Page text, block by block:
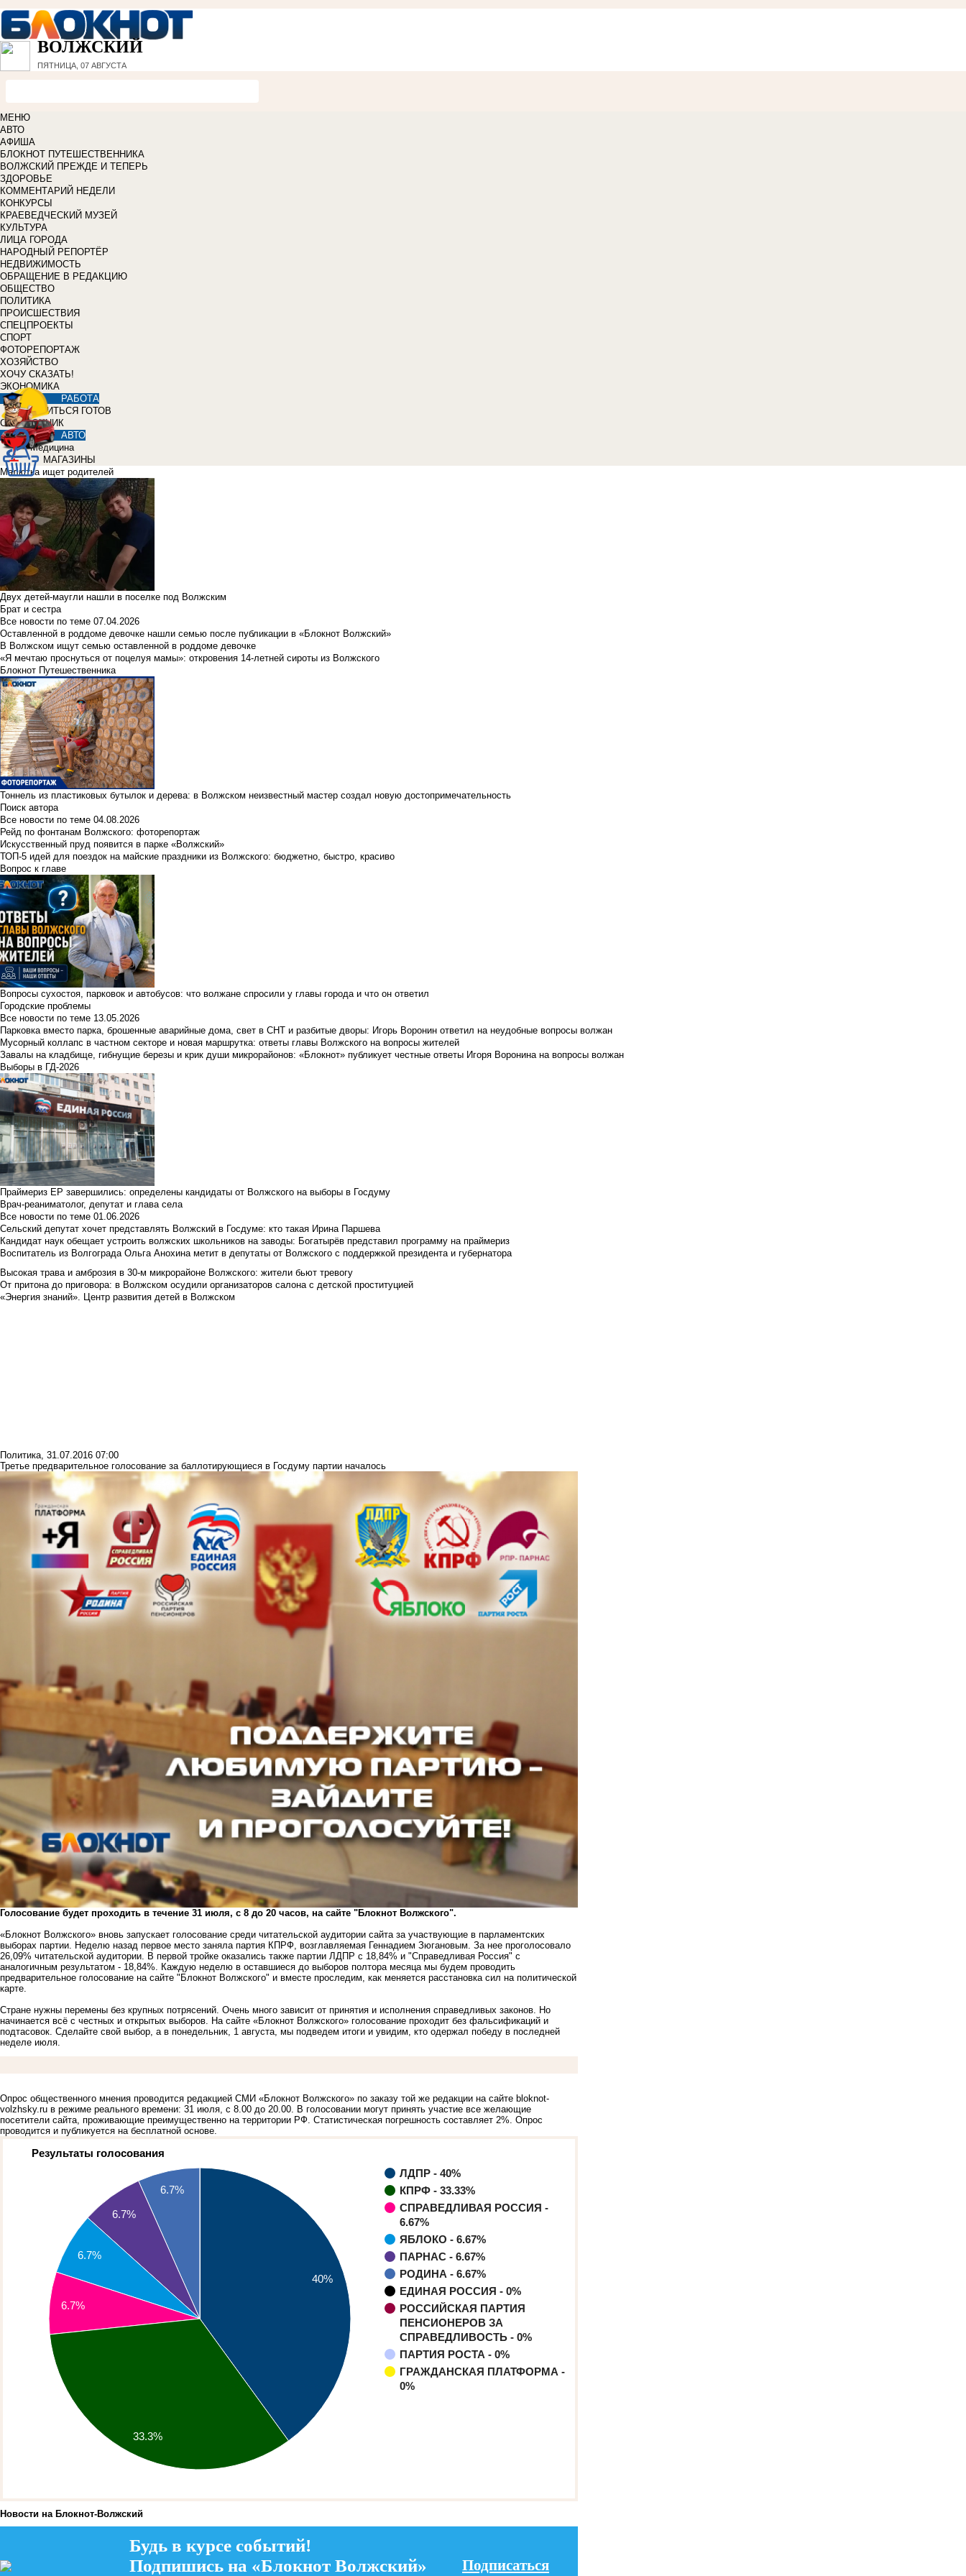
ВОЛЖСКИЙ
ПЯТНИЦА, 07 АВГУСТА
МЕНЮ
АВТО
АФИША
БЛОКНОТ ПУТЕШЕСТВЕННИКА
ВОЛЖСКИЙ ПРЕЖДЕ И ТЕПЕРЬ
ЗДОРОВЬЕ
КОММЕНТАРИЙ НЕДЕЛИ
КОНКУРСЫ
КРАЕВЕДЧЕСКИЙ МУЗЕЙ
КУЛЬТУРА
ЛИЦА ГОРОДА
НАРОДНЫЙ РЕПОРТЁР
НЕДВИЖИМОСТЬ
ОБРАЩЕНИЕ В РЕДАКЦИЮ
ОБЩЕСТВО
ПОЛИТИКА
ПРОИСШЕСТВИЯ
СПЕЦПРОЕКТЫ
СПОРТ
ФОТОРЕПОРТАЖ
ХОЗЯЙСТВО
ХОЧУ СКАЗАТЬ!
ЭКОНОМИКА
РАБОТА
УЧИТЬСЯ ГОТОВ
СПРАВОЧНИК
АВТО
Медицина
МАГАЗИНЫ
Малютка ищет родителей
Двух детей-маугли нашли в поселке под Волжским
Брат и сестра
Все новости по теме 07.04.2026
Оставленной в роддоме девочке нашли семью после публикации в «Блокнот Волжский»
В Волжском ищут семью оставленной в роддоме девочке
«Я мечтаю проснуться от поцелуя мамы»: откровения 14-летней сироты из Волжского
Блокнот Путешественника
Тоннель из пластиковых бутылок и дерева: в Волжском неизвестный мастер создал новую достопримечательность
Поиск автора
Все новости по теме 04.08.2026
Рейд по фонтанам Волжского: фоторепортаж
Искусственный пруд появится в парке «Волжский»
ТОП-5 идей для поездок на майские праздники из Волжского: бюджетно, быстро, красиво
Вопрос к главе
Вопросы сухостоя, парковок и автобусов: что волжане спросили у главы города и что он ответил
Городские проблемы
Все новости по теме 13.05.2026
Парковка вместо парка, брошенные аварийные дома, свет в СНТ и разбитые дворы: Игорь Воронин ответил на неудобные вопросы волжан
Мусорный коллапс в частном секторе и новая маршрутка: ответы главы Волжского на вопросы жителей
Завалы на кладбище, гибнущие березы и крик души микрорайонов: «Блокнот» публикует честные ответы Игоря Воронина на вопросы волжан
Выборы в ГД-2026
Праймериз ЕР завершились: определены кандидаты от Волжского на выборы в Госдуму
Врач-реаниматолог, депутат и глава села
Все новости по теме 01.06.2026
Сельский депутат хочет представлять Волжский в Госдуме: кто такая Ирина Паршева
Кандидат наук обещает устроить волжских школьников на заводы: Богатырёв представил программу на праймериз
Воспитатель из Волгограда Ольга Анохина метит в депутаты от Волжского с поддержкой президента и губернатора
Высокая трава и амброзия в 30‑м микрорайоне Волжского: жители бьют тревогу
От притона до приговора: в Волжском осудили организаторов салона с детской проституцией
«Энергия знаний». Центр развития детей в Волжском
Политика, 31.07.2016 07:00
Третье предварительное голосование за баллотирующиеся в Госдуму партии началось
Голосование будет проходить в течение 31 июля, с 8 до 20 часов, на сайте "Блокнот Волжского".
«Блокнот Волжского» вновь запускает голосование среди читательской аудитории сайта за участвующие в парламентских
выборах партии. Неделю назад первое место заняла партия КПРФ , возглавляемая Геннадием Зюгановым. За нее проголосовало
26,09% читательской аудитории. В первой тройке оказались также партии ЛДПР с 18,84% и "Справедливая Россия" с
аналогичным результатом - 18,84%. Каждую неделю в оставшиеся до выборов полтора месяца мы будем проводить
предварительное голосование на сайте "Блокнот Волжского" и вместе проследим, как меняется расстановка сил на политической
карте.
Стране нужны перемены без крупных потрясений. Очень много зависит от принятия и исполнения справедливых законов. Но
начинается всё с честных и открытых выборов. На сайте «Блокнот Волжского» голосование проходит без фальсификаций и
подтасовок. Сделайте свой выбор, а в понедельник, 1 августа, мы подведем итоги и увидим, кто одержал победу в последней
неделе июля.
Опрос общественного мнения проводится редакцией СМИ «Блокнот Волжского» по заказу той же редакции на сайте bloknot-
volzhsky.ru в режиме реального времени: 31 июля, с 8.00 до 20.00. В голосовании могут принять участие все желающие
посетители сайта, проживающие преимущественно на территории РФ. Статистическая погрешность составляет 2%. Опрос
проводится и публикуется на бесплатной основе.
Новости на Блoкнoт-Волжский
Будь в курсе событий!
Подпишись на «Блокнот Волжский»
Подписаться